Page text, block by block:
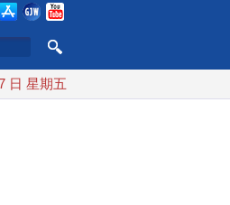
灣漢光首結合城鎮演習 AIT連續發文
日 星期五